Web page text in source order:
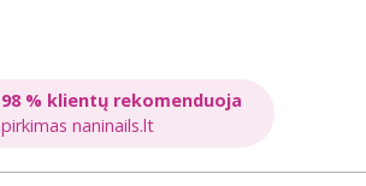
98 % klientų rekomenduoja
pirkimas naninails.lt